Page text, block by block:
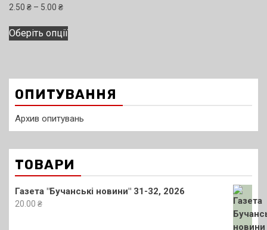
2.50 ₴ – 5.00 ₴Діапазон
від
2.50 ₴
Оберіть опції
варіантів.
Параметри
можна
вибрати
сторінці
товару
ОПИТУВАННЯ
Архив опитувань
ТОВАРИ
Газета "Бучанські новини" 31-32, 2026
20.00 ₴